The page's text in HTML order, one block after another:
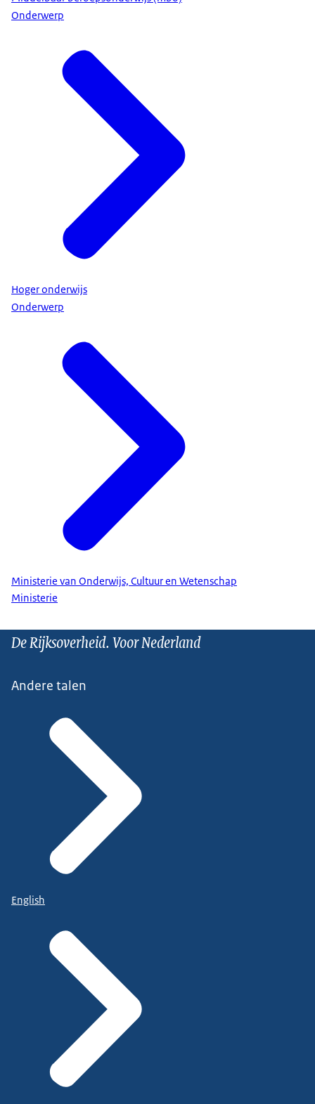
Onderwerp
Hoger onderwijs
Onderwerp
Ministerie van Onderwijs, Cultuur en Wetenschap
Ministerie
De Rijksoverheid. Voor Nederland
Andere talen
English